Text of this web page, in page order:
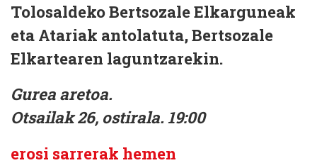
Tolosaldeko Bertsozale Elkarguneak
eta Atariak antolatuta, Bertsozale
Elkartearen laguntzarekin.
Gurea aretoa.
Otsailak 26, ostirala. 19:00
erosi sarrerak hemen